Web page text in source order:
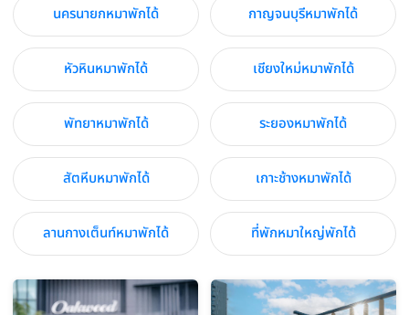
นครนายกหมาพักได้ กาญจนบุรีหมาพักได้
หัวหินหมาพักได้ เชียงใหม่หมาพักได้
พัทยาหมาพักได้ ระยองหมาพักได้
สัตหีบหมาพักได้ เกาะช้างหมาพักได้
ลานกางเต็นท์หมาพักได้ ที่พักหมาใหญ่พักได้